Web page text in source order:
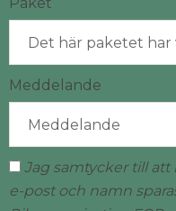
Paket
Meddelande
Jag samtycker till
e-post och namn